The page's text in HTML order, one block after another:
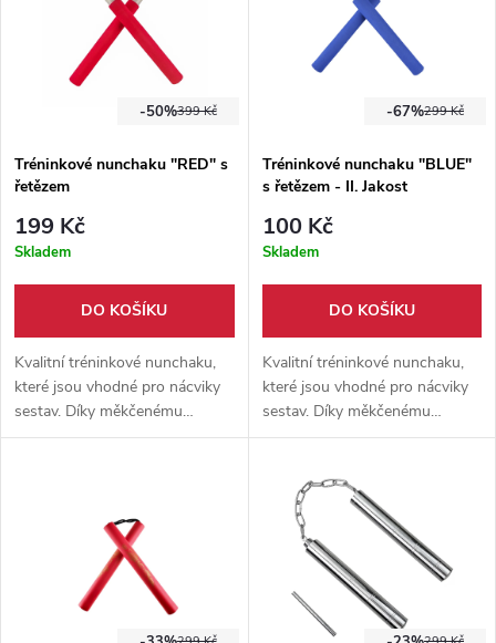
399 Kč
-50%
Tréninkové nunchaku "RED" s
řetězem
199 Kč
Skladem
DO KOŠÍKU
Kvalitní tréninkové nunchaku,
které jsou vhodné pro nácviky
sestav. Díky měkčenému
povrchu se nemusíte bát újmy
299 Kč
-67%
Tréninkové nunchaku "BLUE"
s řetězem - II. Jakost
100 Kč
Skladem
DO KOŠÍKU
Kvalitní tréninkové nunchaku,
které jsou vhodné pro nácviky
sestav. Díky měkčenému
povrchu se nemusíte bát újmy